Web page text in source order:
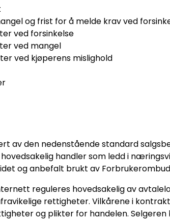
og frist for å melde krav ved
ved forsinkelse
ved mangel
ved kjøperens mislighold
av den nedenstående standard
handler som ledd i
og anbefalt brukt av
reguleres hovedsakelig av
rettigheter. Vilkårene i
og plikter for handelen.